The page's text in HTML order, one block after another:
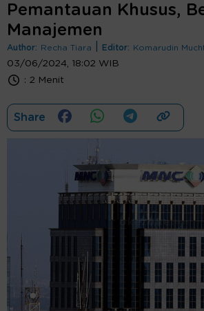
Pemantauan Khusus,
Manajemen
Author: Recha Tiara Editor: Komarudin
03/06/2024, 18:02 WIB
: 2 Menit
Share